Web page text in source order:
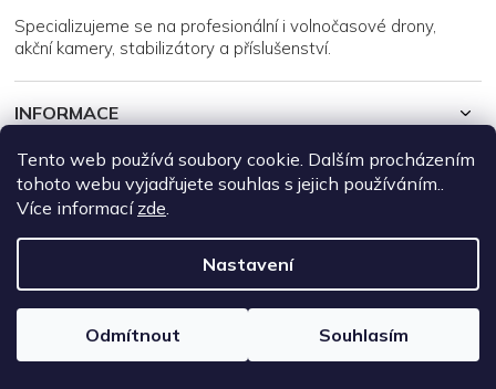
Tento web používá soubory cookie. Dalším procházením
tohoto webu vyjadřujete souhlas s jejich používáním..
Více informací zde.
Nastavení
Odmítnout Souhlasím
Specializujeme se na profesionální i volnočasové drony,
akční kamery, stabilizátory a příslušenství.
INFORMACE
MŮJ ÚČET
Copyright 2026DroneRepublic.cz. Všechna práva vyhrazena.
Upravit nastavení cookies